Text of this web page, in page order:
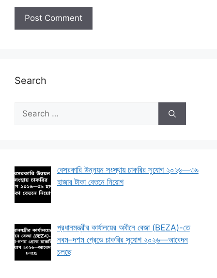
Search
Search
for:
বেসরকারি উন্নয়ন সংস্থায় চাকরির সুযোগ ২০২৬—৩৯
হাজার টাকা বেতনে নিয়োগ
প্রধানমন্ত্রীর কার্যালয়ের অধীনে বেজা (BEZA)-তে
নবম–দশম গ্রেডে চাকরির সুযোগ ২০২৬—আবেদন
চলছে